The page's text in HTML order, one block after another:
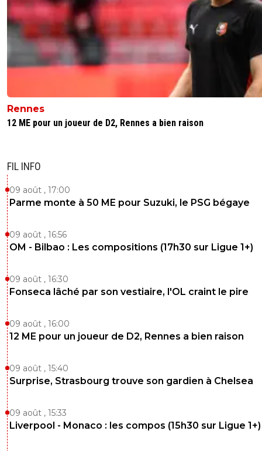
Rennes
12 ME pour un joueur de D2, Rennes a bien raison
FIL INFO
09 août , 17:00
Parme monte à 50 ME pour Suzuki, le PSG bégaye
09 août , 16:56
OM - Bilbao : Les compositions (17h30 sur Ligue 1+)
09 août , 16:30
Fonseca lâché par son vestiaire, l'OL craint le pire
09 août , 16:00
12 ME pour un joueur de D2, Rennes a bien raison
09 août , 15:40
Surprise, Strasbourg trouve son gardien à Chelsea
09 août , 15:33
Liverpool - Monaco : les compos (15h30 sur Ligue 1+)